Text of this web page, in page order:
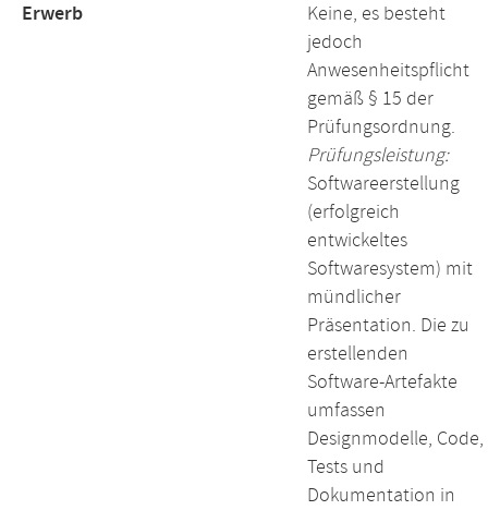
Erwerb
Keine, es besteht
jedoch
Anwesenheitspflicht
gemäß § 15 der
Prüfungsordnung.
Prüfungsleistung:
Softwareerstellung
(erfolgreich
entwickeltes
Softwaresystem) mit
mündlicher
Präsentation. Die zu
erstellenden
Software-Artefakte
umfassen
Designmodelle, Code,
Tests und
Dokumentation in